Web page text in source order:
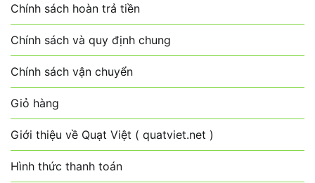
Chính sách hoàn trả tiền
Chính sách và quy định chung
Chính sách vận chuyển
Giỏ hàng
Giới thiệu về Quạt Việt ( quatviet.net )
Hình thức thanh toán